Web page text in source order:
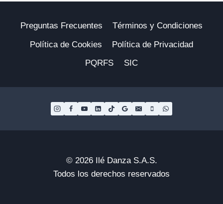
Preguntas Frecuentes
Términos y Condiciones
Política de Cookies
Política de Privacidad
PQRFS
SIC
© 2026 Ilé Danza S.A.S.
Todos los derechos reservados